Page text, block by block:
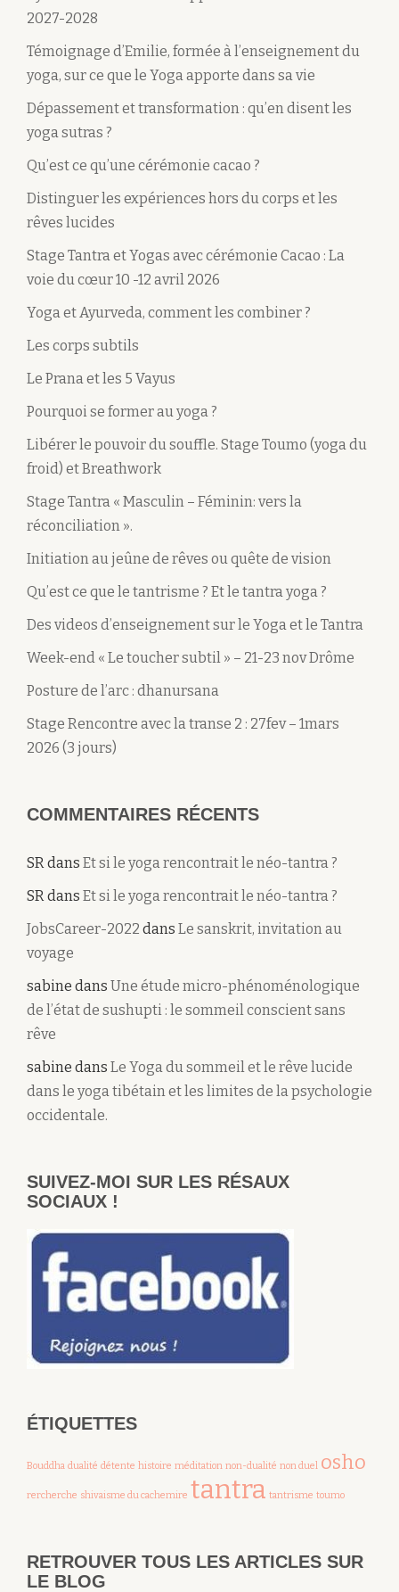
2027-2028
Témoignage d’Emilie, formée à l’enseignement du
yoga, sur ce que le Yoga apporte dans sa vie
Dépassement et transformation : qu’en disent les
yoga sutras ?
Qu’est ce qu’une cérémonie cacao ?
Distinguer les expériences hors du corps et les
rêves lucides
Stage Tantra et Yogas avec cérémonie Cacao : La
voie du cœur 10 -12 avril 2026
Yoga et Ayurveda, comment les combiner ?
Les corps subtils
Le Prana et les 5 Vayus
Pourquoi se former au yoga ?
Libérer le pouvoir du souffle. Stage Toumo (yoga du
froid) et Breathwork
Stage Tantra « Masculin – Féminin: vers la
réconciliation ».
Initiation au jeûne de rêves ou quête de vision
Qu’est ce que le tantrisme ? Et le tantra yoga ?
Des videos d’enseignement sur le Yoga et le Tantra
Week-end « Le toucher subtil » – 21-23 nov Drôme
Posture de l’arc : dhanursana
Stage Rencontre avec la transe 2 : 27fev – 1mars
2026 (3 jours)
COMMENTAIRES RÉCENTS
SR dans Et si le yoga rencontrait le néo-tantra ?
SR dans Et si le yoga rencontrait le néo-tantra ?
JobsCareer-2022 dans Le sanskrit, invitation au
voyage
sabine dans Une étude micro-phénoménologique
de l’état de sushupti : le sommeil conscient sans
rêve
sabine dans Le Yoga du sommeil et le rêve lucide
dans le yoga tibétain et les limites de la psychologie
occidentale.
SUIVEZ-MOI SUR LES RÉSAUX
SOCIAUX !
ÉTIQUETTES
Bouddha dualité détente histoire méditation non-dualité non duel osho
rercherche shivaisme du cachemire tantra tantrisme toumo
RETROUVER TOUS LES ARTICLES SUR
LE BLOG